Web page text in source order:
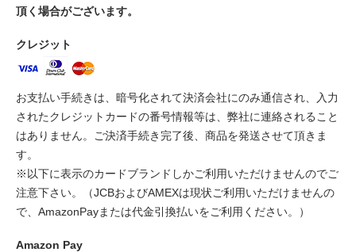
頂く場合がございます。
クレジット
お支払い手続きは、暗号化されて決済会社にのみ通信され、入力
されたクレジットカードの番号情報等は、弊社に連絡されること
はありません。ご決済手続き完了後、商品を発送させて頂きま
す。
※以下に表示のカードブランドしかご利用いただけませんのでご
注意下さい。（JCBおよびAMEXは現状ご利用いただけませんの
で、AmazonPayまたは代金引換払いをご利用ください。）
Amazon Pay